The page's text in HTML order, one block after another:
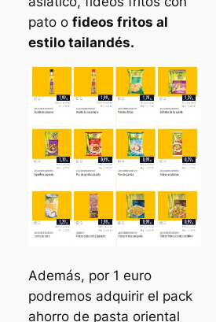
pato o fideos fritos al
estilo tailandés.
Además, por 1 euro
podremos adquirir el pack
ahorro de pasta oriental